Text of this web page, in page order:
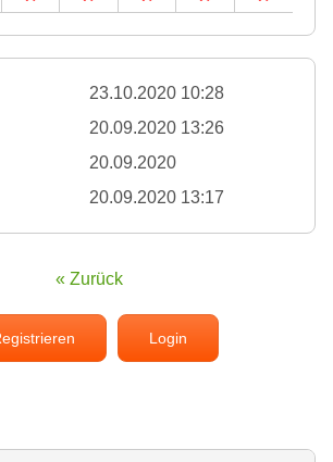
23.10.2020 10:28
20.09.2020 13:26
20.09.2020
20.09.2020 13:17
« Zurück
Login